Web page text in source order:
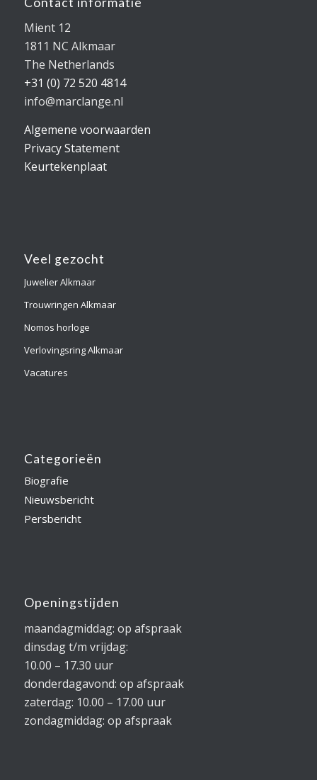
Mient 12
1811 NC Alkmaar
The Netherlands
+31 (0) 72 520 4814
info@marclange.nl
Algemene voorwaarden
Privacy Statement
Keurtekenplaat
Veel gezocht
Juwelier Alkmaar
Trouwringen Alkmaar
Nomos horloge
Verlovingsring Alkmaar
Vacatures
Categorieën
Biografie
Nieuwsbericht
Persbericht
Openingstijden
maandagmiddag: op afspraak
dinsdag t/m vrijdag:
10.00 – 17.30 uur
donderdagavond: op afspraak
zaterdag: 10.00 – 17.00 uur
zondagmiddag: op afspraak